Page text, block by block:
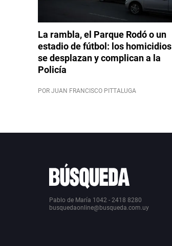
La rambla, el Parque Rodó o un
estadio de fútbol: los homicidios
se desplazan y complican a la
Policía
POR JUAN FRANCISCO PITTALUGA
Pablo de María 1042 - 2418 8280
busquedaonline@busqueda.com.uy